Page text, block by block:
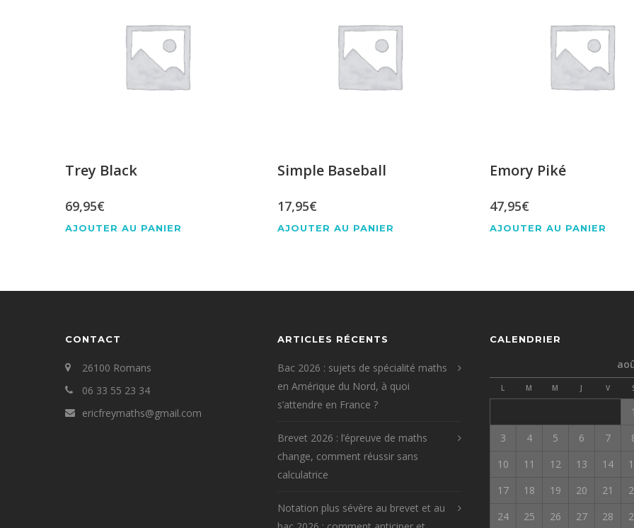
Trey Black
69,95€
AJOUTER AU PANIER
Simple Baseball
17,95€
AJOUTER AU PANIER
Emory Piké
47,95€
AJOUTER AU PANIER
CONTACT
26100 Romans
06 33 55 23 34
ericfreymaths@gmail.com
ARTICLES RÉCENTS
Bac 2026 : sujets de spécialité maths
en Amérique du Nord, à quoi
s’attendre en France ?
Brevet 2026 : l’épreuve de maths
change, comment réussir sans
calculatrice
Notation plus sévère au brevet et au
CALENDRIER
L M M J V
1
3
4 5 6 7
10
11 12 13 14
17
18 19 20 21
24
25 26 27 28